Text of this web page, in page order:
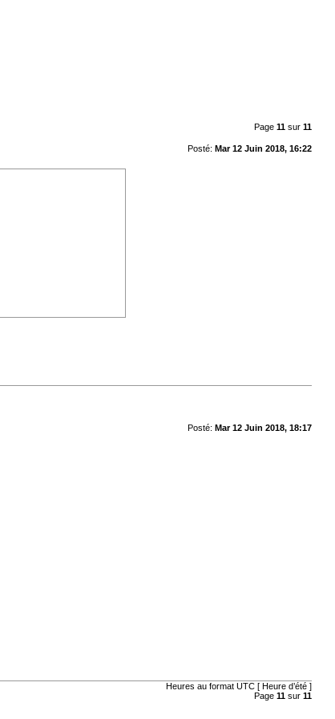
Page 11sur 11
Posté: Mar 12 Juin 2018, 16:22
Posté: Mar 12 Juin 2018, 18:17
Heures au format UTC [ Heure d’été ]
Page 11sur 11